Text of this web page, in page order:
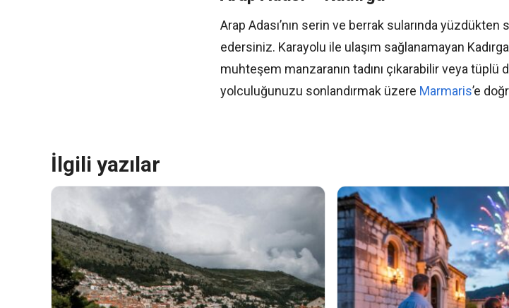
Arap Adası’nın serin ve berrak sularında yüzdükten
edersiniz. Karayolu ile ulaşım sağlanamayan
muhteşem manzaranın tadını çıkarabilir veya tüplü
yolculuğunuzu sonlandırmak üzere Marmaris’e
İlgili yazılar